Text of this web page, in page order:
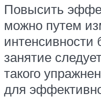
Повысить
можно путем
интенсивности
занятие
такого
для